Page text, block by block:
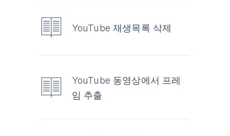
YouTube 재생목록 삭제
YouTube 동영상에서 프레
임 추출